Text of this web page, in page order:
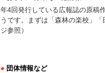
年4回発行している広報誌の原稿
うです。まずは「森林の楽校」
ジ参照）
● 団体情報など